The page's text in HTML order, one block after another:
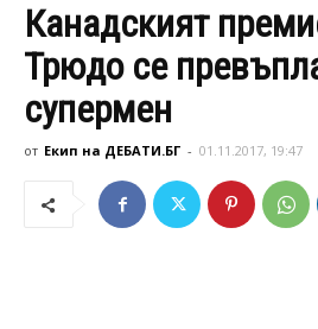
Канадският
Трюдо се
супермен
от Екип на ДЕБАТИ.БГ - 01.11.2017, 19:47